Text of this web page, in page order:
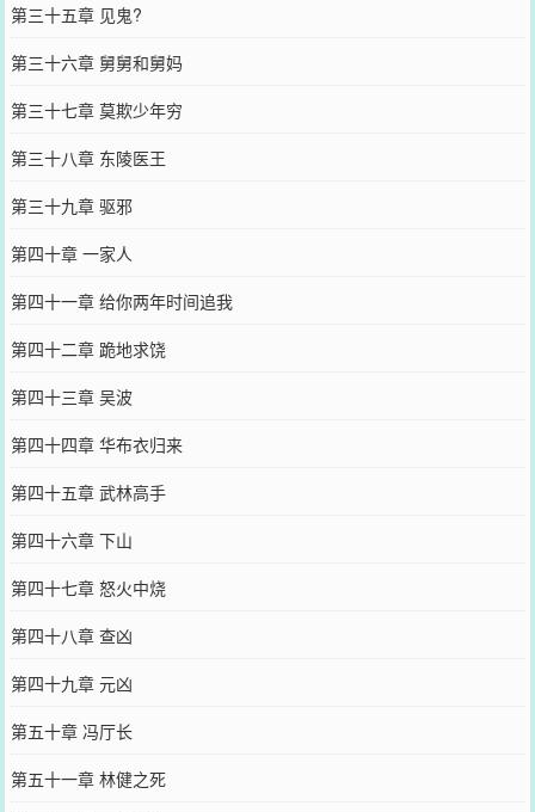
第三十五章 见鬼?
第三十六章 舅舅和舅妈
第三十七章 莫欺少年穷
第三十八章 东陵医王
第三十九章 驱邪
第四十章 一家人
第四十一章 给你两年时间追我
第四十二章 跪地求饶
第四十三章 吴波
第四十四章 华布衣归来
第四十五章 武林高手
第四十六章 下山
第四十七章 怒火中烧
第四十八章 查凶
第四十九章 元凶
第五十章 冯厅长
第五十一章 林健之死